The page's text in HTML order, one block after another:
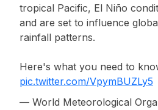
tropical Pacific, El Niño
and are set to influence
rainfall patterns.
Here's what you need to
pic.twitter.com/VpymBUZLy5
— World Meteorological